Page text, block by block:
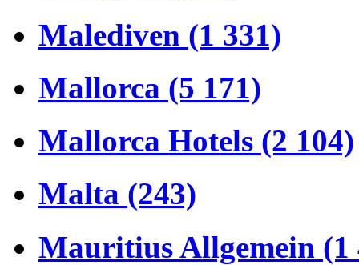
Malediven (1 331)
Mallorca (5 171)
Mallorca Hotels (2 104)
Malta (243)
Mauritius Allgemein (1